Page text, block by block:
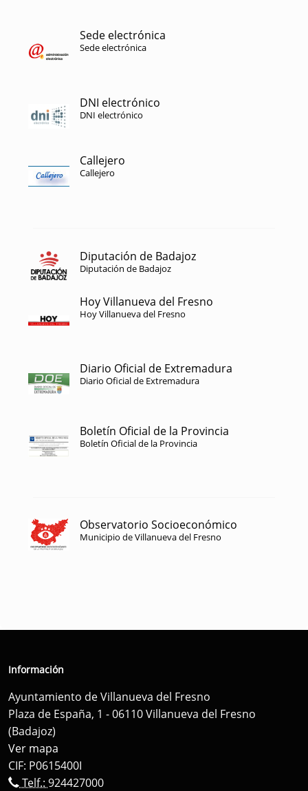
Sede electrónica
Sede electrónica
DNI electrónico
DNI electrónico
Callejero
Callejero
Diputación de Badajoz
Diputación de Badajoz
Hoy Villanueva del Fresno
Hoy Villanueva del Fresno
Diario Oficial de Extremadura
Diario Oficial de Extremadura
Boletín Oficial de la Provincia
Boletín Oficial de la Provincia
Observatorio Socioeconómico
Municipio de Villanueva del Fresno
Información
Ayuntamiento de Villanueva del Fresno
Plaza de España, 1 - 06110 Villanueva del Fresno
(Badajoz)
Ver mapa
CIF: P0615400I
Telf.: 924427000